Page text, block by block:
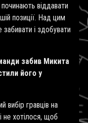
віддавати
позиції. Над цим
і здобувати
забив Микита
його у
вибір гравців на
не хотілося, щоб